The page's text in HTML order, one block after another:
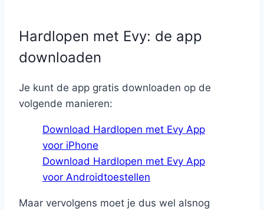
Hardlopen met Evy: de app
downloaden
Je kunt de app gratis downloaden op de
volgende manieren:
Download Hardlopen met Evy App
voor iPhone
Download Hardlopen met Evy App
voor Androidtoestellen
Maar vervolgens moet je dus wel alsnog